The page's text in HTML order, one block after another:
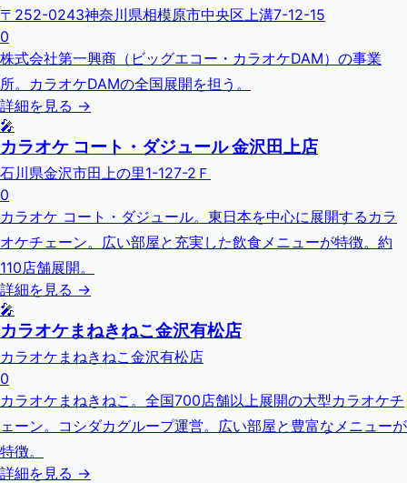
〒252-0243神奈川県相模原市中央区上溝7-12-15
0
株式会社第一興商（ビッグエコー・カラオケDAM）の事業
所。カラオケDAMの全国展開を担う。
詳細を見る →
🎤
カラオケ コート・ダジュール 金沢田上店
石川県金沢市田上の里1-127-2Ｆ
0
カラオケ コート・ダジュール。東日本を中心に展開するカラ
オケチェーン。広い部屋と充実した飲食メニューが特徴。約
110店舗展開。
詳細を見る →
🎤
カラオケまねきねこ金沢有松店
カラオケまねきねこ金沢有松店
0
カラオケまねきねこ。全国700店舗以上展開の大型カラオケチ
ェーン。コシダカグループ運営。広い部屋と豊富なメニューが
特徴。
詳細を見る →